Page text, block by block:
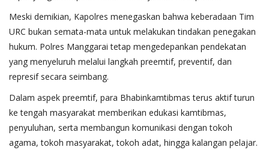
Meski demikian, Kapolres menegaskan bahwa keberadaan Tim
URC bukan semata-mata untuk melakukan tindakan penegakan
hukum. Polres Manggarai tetap mengedepankan pendekatan
yang menyeluruh melalui langkah preemtif, preventif, dan
represif secara seimbang.
Dalam aspek preemtif, para Bhabinkamtibmas terus aktif turun
ke tengah masyarakat memberikan edukasi kamtibmas,
penyuluhan, serta membangun komunikasi dengan tokoh
agama, tokoh masyarakat, tokoh adat, hingga kalangan pelajar.